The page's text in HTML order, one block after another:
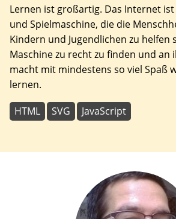
Lernen ist großartig. Das Internet
und Spielmaschine, die die
Kindern und Jugendlichen zu helfen
Maschine zu recht zu finden und an
macht mit mindestens so viel Spaß
lernen.
HTML SVG JavaScript